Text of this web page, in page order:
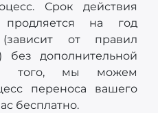
Срок действия
на год
(зависит от правил
без дополнительной
того, мы можем
переноса вашего
бесплатно.